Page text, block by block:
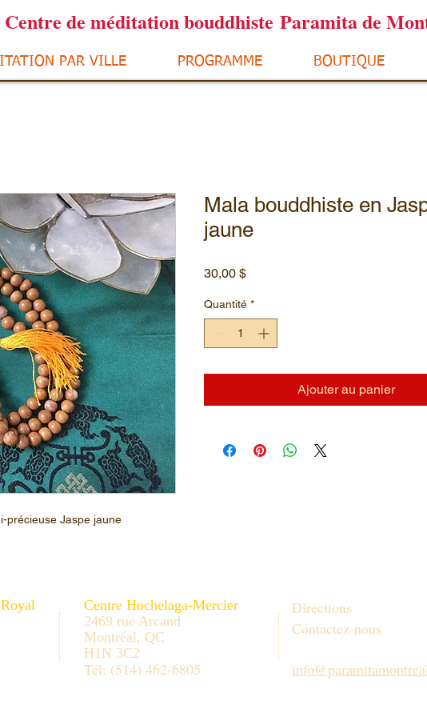
Centre de méditation bouddhiste Paramita de
PAR VILLE PROGRAMME BOUTIQUE
précieuse Jaspe jaune
Mala bouddhiste en
jaune
30,00 $Prix
Quantité *
Ajouter au panier
Centre Hochelaga-Mercier
2469 rue Arcand
Montréal, QC
H1N 3C2
Tél: (514) 462-6805
Directions
Contactez-nous